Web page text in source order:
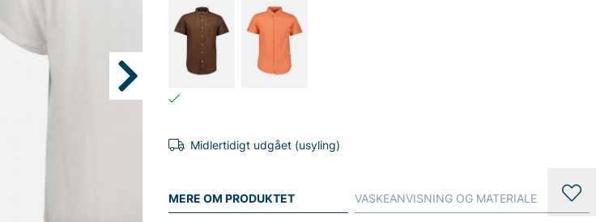
Midlertidigt udgået (usyling)
MERE OM PRODUKTET VASKEANVISNING OG MATERIALE